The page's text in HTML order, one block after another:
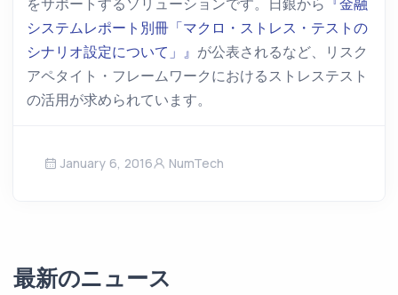
をサポートするソリューションです。日銀から 『金融
システムレポート別冊「マクロ・ストレス・テストの
シナリオ設定について」』 が公表されるなど、リスク
アペタイト・フレームワークにおけるストレステスト
の活用が求められています。
January 6, 2016 NumTech
最新のニュース